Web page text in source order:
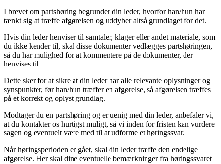
I brevet om partshøring begrunder din leder, hvorfor han/hun har
tænkt sig at træffe afgørelsen og uddyber altså grundlaget for det.
Hvis din leder henviser til samtaler, klager eller andet materiale, som
du ikke kender til, skal disse dokumenter vedlægges partshøringen,
så du har mulighed for at kommentere på de dokumenter, der
henvises til.
Dette sker for at sikre at din leder har alle relevante oplysninger og
synspunkter, før han/hun træffer en afgørelse, så afgørelsen træffes
på et korrekt og oplyst grundlag.
Modtager du en partshøring og er uenig med din leder, anbefaler vi,
at du kontakter os hurtigst muligt, så vi inden for fristen kan vurdere
sagen og eventuelt være med til at udforme et høringssvar.
Når høringsperioden er gået, skal din leder træffe den endelige
afgørelse. Her skal dine eventuelle bemærkninger fra høringssvaret